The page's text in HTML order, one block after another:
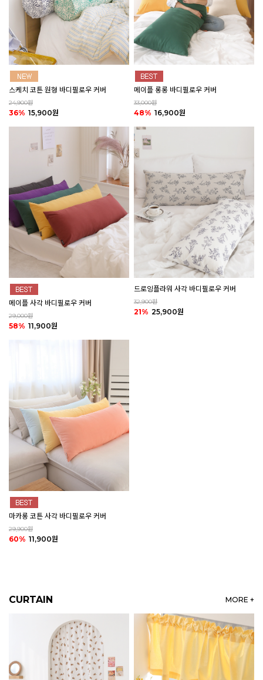
스케치 코튼 원형 바디필로우 커버
24,900원
36% 15,900원
메이플 롱롱 바디필로우 커버
33,000원
48% 16,900원
메이플 사각 바디필로우 커버
29,000원
58% 11,900원
드로잉플라워 사각 바디필로우 커버
32,900원
21% 25,900원
마카롱 코튼 사각 바디필로우 커버
29,900원
60% 11,900원
CURTAIN MORE +